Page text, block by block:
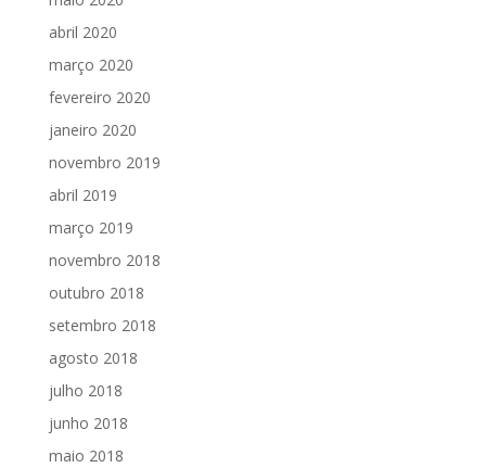
abril 2020
março 2020
fevereiro 2020
janeiro 2020
novembro 2019
abril 2019
março 2019
novembro 2018
outubro 2018
setembro 2018
agosto 2018
julho 2018
junho 2018
maio 2018